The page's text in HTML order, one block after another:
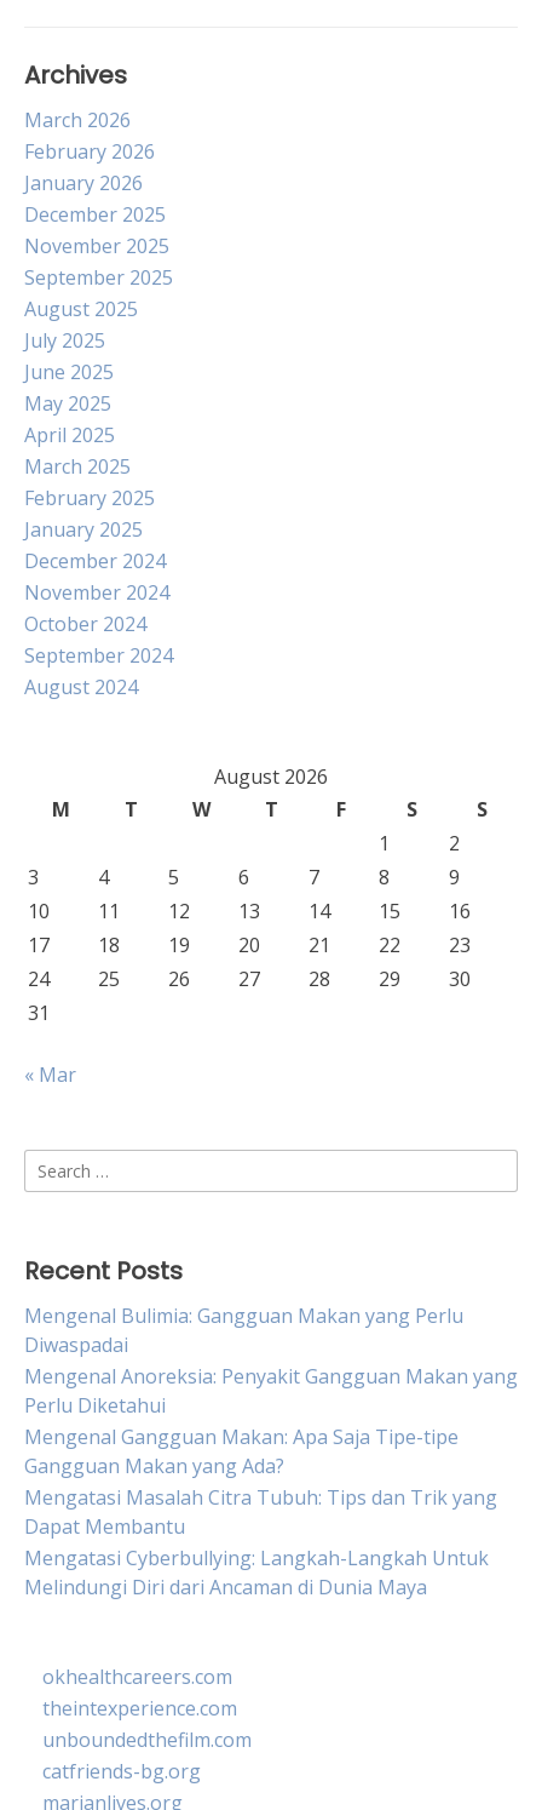
Archives
March 2026
February 2026
January 2026
December 2025
November 2025
September 2025
August 2025
July 2025
June 2025
May 2025
April 2025
March 2025
February 2025
January 2025
December 2024
November 2024
October 2024
September 2024
August 2024
August 2026
M
T W T F S
S
1
2
3
4 5 6 7 8
9
10
11 12 13 14 15
16
17
18 19 20 21 22
23
24
25 26 27 28 29
30
31
« Mar
Search
for:
Recent Posts
Mengenal Bulimia: Gangguan Makan yang Perlu
Diwaspadai
Mengenal Anoreksia: Penyakit Gangguan Makan yang
Perlu Diketahui
Mengenal Gangguan Makan: Apa Saja Tipe-tipe
Gangguan Makan yang Ada?
Mengatasi Masalah Citra Tubuh: Tips dan Trik yang
Dapat Membantu
Mengatasi Cyberbullying: Langkah-Langkah Untuk
Melindungi Diri dari Ancaman di Dunia Maya
okhealthcareers.com
theintexperience.com
unboundedthefilm.com
catfriends-bg.org
marianlives.org